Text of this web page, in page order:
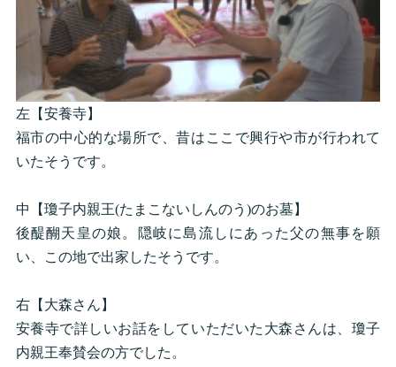
左【安養寺】
福市の中心的な場所で、昔はここで興行や市が行われて
いたそうです。
中【瓊子内親王(たまこないしんのう)のお墓】
後醍醐天皇の娘。隠岐に島流しにあった父の無事を願
い、この地で出家したそうです。
右【大森さん】
安養寺で詳しいお話をしていただいた大森さんは、瓊子
内親王奉賛会の方でした。